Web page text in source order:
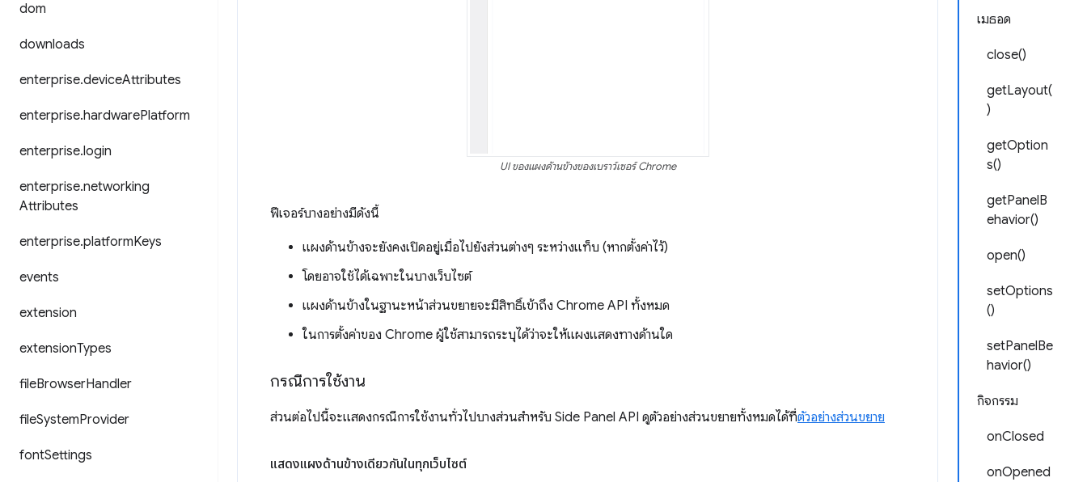
dom
downloads
enterprise.deviceAttributes
enterprise.hardwarePlatform
enterprise.login
enterprise.networking
Attributes
enterprise.platformKeys
events
extension
extensionTypes
fileBrowserHandler
fileSystemProvider
fontSettings
เมธอด
close()
getLayout(
)
getOption
s()
getPanelB
ehavior()
open()
setOptions
()
setPanelBe
havior()
กิจกรรม
onClosed
onOpened
UI ของแผงด้านข้างของเบราว์เซอร์ Chrome
ฟีเจอร์บางอย่างมีดังนี้
แผงด้านข้างจะยังคงเปิดอยู่เมื่อไปยังส่วนต่างๆ ระหว่างแท็บ (หากตั้งค่าไว้)
โดยอาจใช้ได้เฉพาะในบางเว็บไซต์
แผงด้านข้างในฐานะหน้าส่วนขยายจะมีสิทธิ์เข้าถึง Chrome API ทั้งหมด
ในการตั้งค่าของ Chrome ผู้ใช้สามารถระบุได้ว่าจะให้แผงแสดงทางด้านใด
กรณีการใช้งาน
ส่วนต่อไปนี้จะแสดงกรณีการใช้งานทั่วไปบางส่วนสำหรับ Side Panel API ดูตัวอย่างส่วนขยายทั้งหมดได้ที่ตัวอย่างส่วนขยาย
แสดงแผงด้านข้างเดียวกันในทุกเว็บไซต์